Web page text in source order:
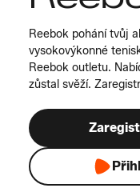
Reebok pohání tvůj
vysokovýkonné
Reebok outletu.
zůstal svěží.